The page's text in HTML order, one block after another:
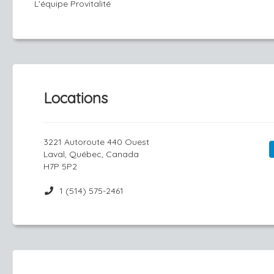
L'équipe Provitalité
Locations
3221 Autoroute 440 Ouest
Laval, Québec, Canada
H7P 5P2
1 (514) 575-2461